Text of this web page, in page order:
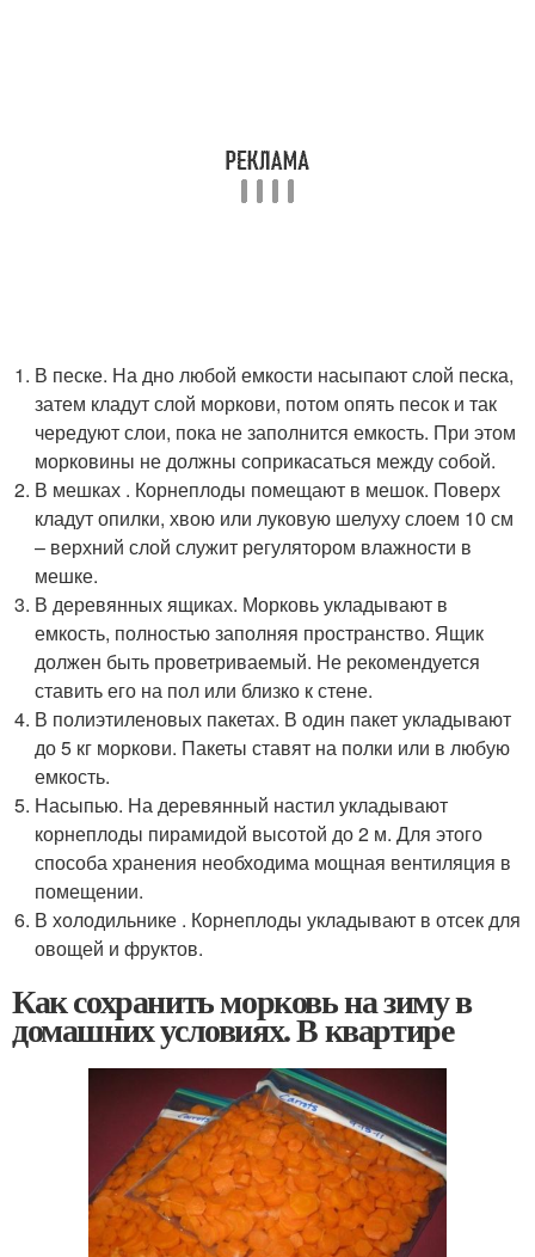
В песке. На дно любой емкости насыпают слой песка,
затем кладут слой моркови, потом опять песок и так
чередуют слои, пока не заполнится емкость. При этом
морковины не должны соприкасаться между собой.
В мешках . Корнеплоды помещают в мешок. Поверх
кладут опилки, хвою или луковую шелуху слоем 10 см
– верхний слой служит регулятором влажности в
мешке.
В деревянных ящиках. Морковь укладывают в
емкость, полностью заполняя пространство. Ящик
должен быть проветриваемый. Не рекомендуется
ставить его на пол или близко к стене.
В полиэтиленовых пакетах. В один пакет укладывают
до 5 кг моркови. Пакеты ставят на полки или в любую
емкость.
Насыпью. На деревянный настил укладывают
корнеплоды пирамидой высотой до 2 м. Для этого
способа хранения необходима мощная вентиляция в
помещении.
В холодильнике . Корнеплоды укладывают в отсек для
овощей и фруктов.
Как сохранить морковь на зиму в
домашних условиях. В квартире